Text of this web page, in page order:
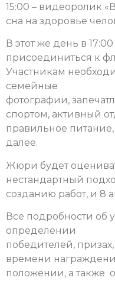
15:00 – видеоролик
сна на здоровье
В этот же день в
присоединиться к
Участникам
семейные
фотографии,
спортом, активный
правильное
далее.
Жюри будет
нестандартный
созданию работ, и 8
Все подробности об
определении
победителей,
времени
положении, а также